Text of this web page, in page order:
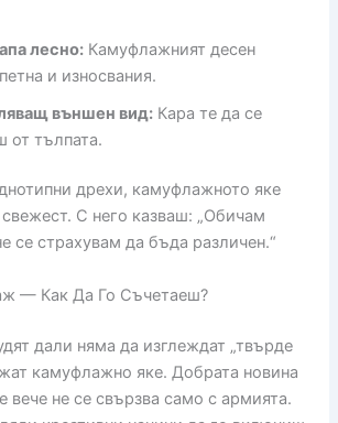
лесно: Камуфлажният десен
и износвания.
външен вид: Кара те да се
от тълпата.
дрехи, камуфлажното яке
свежест. С него казваш: „Обичам
се страхувам да бъда различен.“
— Как Да Го Съчетаеш?
дали няма да изглеждат „твърде
камуфлажно яке. Добрата новина
вече не се свързва само с армията.